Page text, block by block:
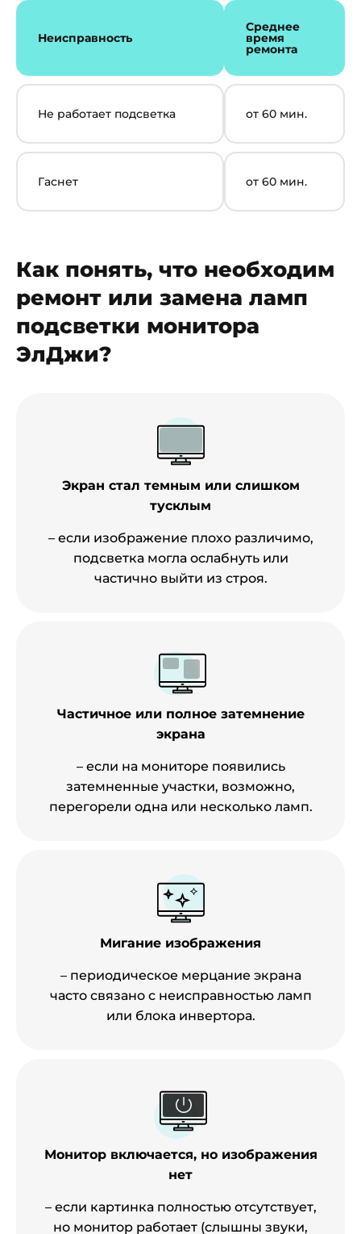
Неисправность
Среднее
время
ремонта
Не работает подсветка от 60 мин.
Гаснет от 60 мин.
Как понять, что необходим
ремонт или замена ламп
подсветки монитора
ЭлДжи?
Экран стал темным или слишком
тусклым
– если изображение плохо различимо,
подсветка могла ослабнуть или
частично выйти из строя.
Частичное или полное затемнение
экрана
– если на мониторе появились
затемненные участки, возможно,
перегорели одна или несколько ламп.
Мигание изображения
– периодическое мерцание экрана
часто связано с неисправностью ламп
или блока инвертора.
Монитор включается, но изображения
нет
– если картинка полностью отсутствует,
но монитор работает (слышны звуки,